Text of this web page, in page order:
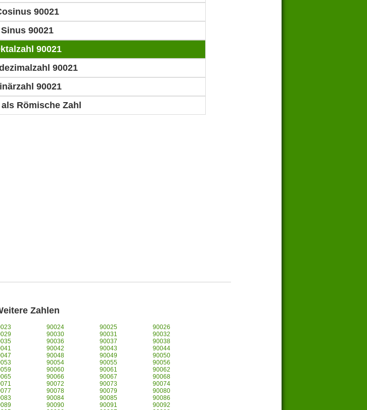
90021
Sinus 90021
90021
90021
90021
Römische Zahl
Zahlen
90024 90025
90026
90030 90031
90032
90036 90037
90038
90042 90043
90044
90048 90049
90050
90054 90055
90056
90060 90061
90062
90066 90067
90068
90072 90073
90074
90078 90079
90080
90084 90085
90086
90090 90091
90092